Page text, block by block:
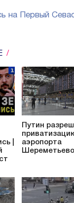
на Первый
|
Путин
аэропорта
Шереметьево